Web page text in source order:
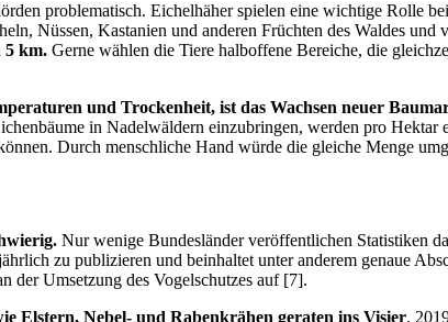
problematisch. Eichelhäher spielen eine wichtige Rolle
Nüssen, Kastanien und anderen Früchten des Waldes
5 km. Gerne wählen die Tiere halboffene Bereiche, die
und Trockenheit, ist das Wachsen neuer
in Nadelwäldern einzubringen, werden pro
Durch menschliche Hand würde die gleiche Menge
Nur wenige Bundesländer veröffentlichen Statistiken
zu publizieren und beinhaltet unter anderem genaue
der Umsetzung des Vogelschutzes auf [7].
Elstern, Nebel- und Rabenkrähen geraten ins Visier.